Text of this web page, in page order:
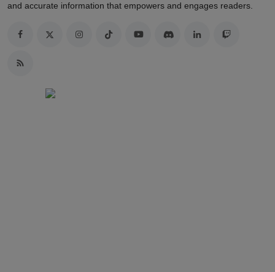
and accurate information that empowers and engages readers.